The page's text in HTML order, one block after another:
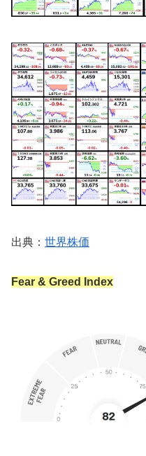
出典： 世界株価
Fear & Greed Index